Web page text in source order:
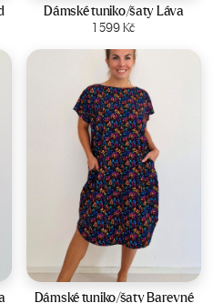
Dámské tuniko/šaty Láva
1 599Kč
Zobrazit produkt
Velikost:44-50
Dámské tuniko/šaty Barevné